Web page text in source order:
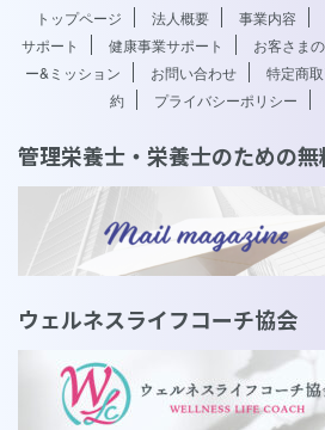
トップページ 法人概要 事業内容
サポート
健康事業サポート お客さま
ー&ミッション
お問い合わせ 特定商
約
プライバシーポリシー
管理栄養士・栄養士のための
ウェルネスライフコーチ協会